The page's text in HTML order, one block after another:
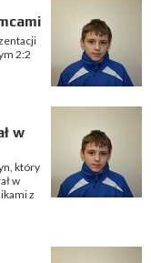
2:2
w
który
w
z